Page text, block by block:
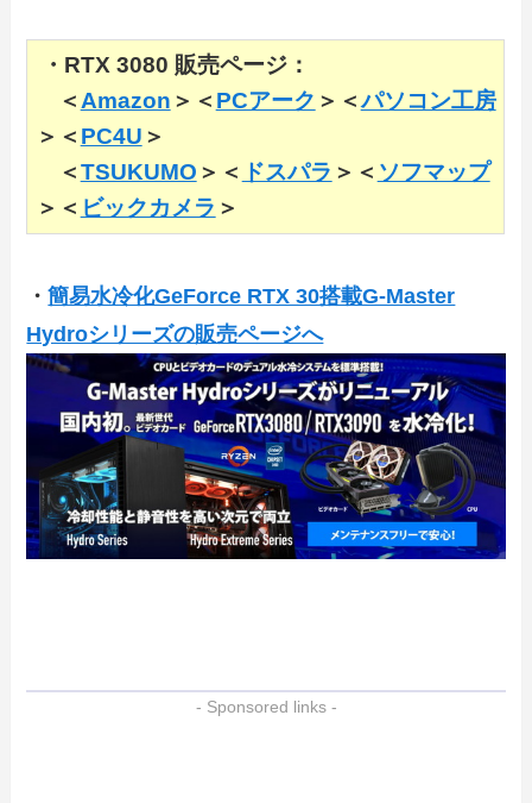
・RTX 3080 販売ページ：
＜Amazon ＞＜ PCアーク ＞＜パソコン工房
＞＜ PC4U ＞
＜TSUKUMO ＞＜ ドスパラ ＞＜ ソフマップ
＞＜ ビックカメラ ＞
・簡易水冷化GeForce RTX 30搭載G-Master
Hydroシリーズの販売ページへ
- Sponsored links -